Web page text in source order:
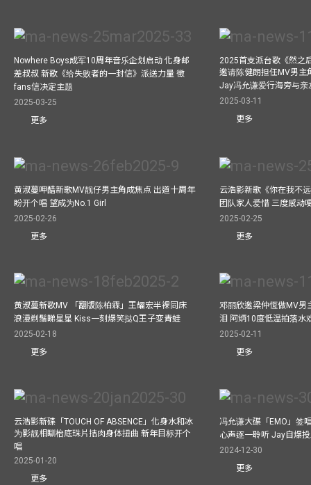
Nowhere Boys成军10周年音乐企划启动 化身邮
差叔叔 新歌《给失败者的一封信》派送力量 徵
fans信决定主题
2025-03-25
更多
2025首支派台歌《然之
邀请陈健朗担任MV男主
Jay冯允谦爱行海旁与
2025-03-11
更多
黄淑蔓呷醋新歌MV靓仔男主角成焦点 出道十周年
盼开个唱 望成为No.1 Girl
2025-02-26
更多
云浩影新歌《你在我不
团队家人爱惜 三度感动
2025-02-25
更多
黄淑蔓新歌MV 「翻版陈柏霖」王耀宏半裸同床
浪漫剃鬚睇星星 Kiss一刻爆笑挞Q王子变青蛙
2025-02-18
更多
邓丽欣邀梁仲恆做MV男
泪 阿炳10度低温拍落水
2025-02-11
更多
云浩影新碟「TOUCH OF ABSENCE」化身水和冰
为影靓相瞓枱底珠片拮肉身体扭曲 新年目标开个
唱
2025-01-20
更多
冯允谦大碟「EMO」签
心声逐一聆听 Jay自爆
2024-12-30
更多